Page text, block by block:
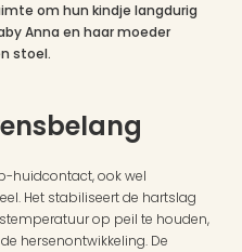
om hun kindje langdurig
Anna en haar moeder
stoel.
huidcontact, ook wel
Het stabiliseert de hartslag
op peil te houden,
hersenontwikkeling. De